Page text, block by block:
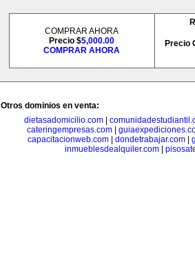
COMPRAR AHORA
Precio $5,000.00
COMPRAR AHORA
Precio
Otros dominios en venta:
dietasadomicilio.com
cateringempresas.com|
capacitacionweb.com
dondetrabajar.com
inmueblesdealquiler.com